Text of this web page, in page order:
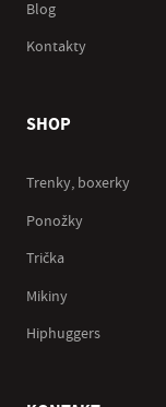
Blog
Kontakty
SHOP
Trenky, boxerky
Ponožky
Trička
Mikiny
Hiphuggers